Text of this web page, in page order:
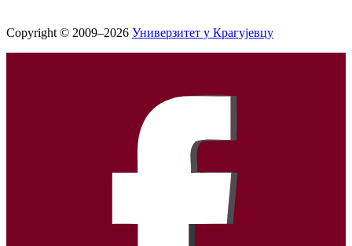
Copyright © 2009–2026 Универзитет у Крагујевцу